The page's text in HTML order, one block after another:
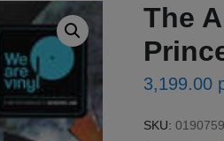
The
3,199.00
SKU: